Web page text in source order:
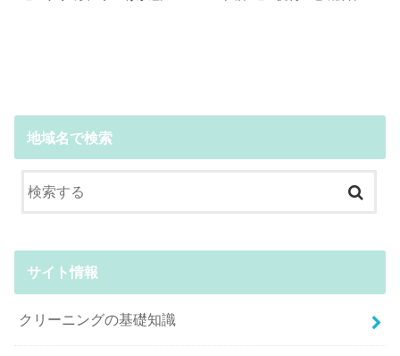
地域名で検索
サイト情報
クリーニングの基礎知識